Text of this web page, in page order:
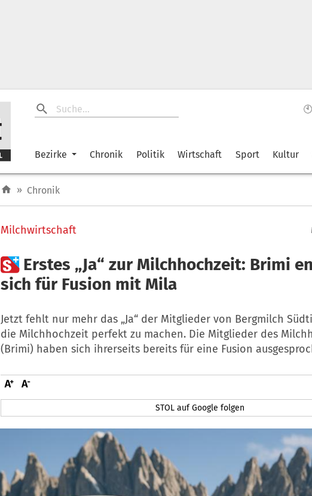
Bezirke Chronik Politik Wirtschaft Sport Kultur
» Chronik
Milchwirtschaft
 Erstes „Ja“ zur Milchhochzeit: Brimi
sich für Fusion mit Mila
Jetzt fehlt nur mehr das „Ja“ der Mitglieder von Bergmilch
die Milchhochzeit perfekt zu machen. Die Mitglieder des
(Brimi) haben sich ihrerseits bereits für eine Fusion
STOL auf Google folgen